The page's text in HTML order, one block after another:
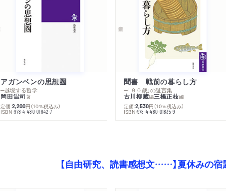
アガンベンの思想圏
─越境する哲学
岡田温司著
定価:2,200円 （10％税込み）
ISBN:978-4-480-01842-7
聞書 戦前の暮らし方
─「９０歳」の証言集
古川柳蔵編三橋正枝編
定価:2,530円 （10％税込み）
ISBN:978-4-480-01835-9
【自由研究、読書感想文……】夏休みの宿